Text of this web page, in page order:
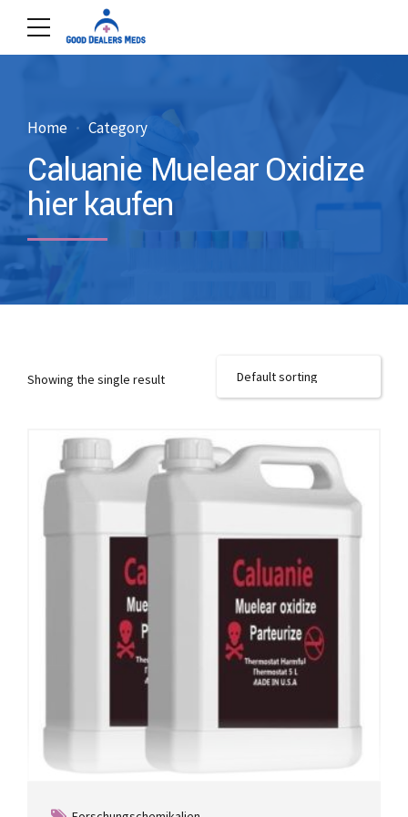
Home Category
Caluanie Muelear Oxidize
hier kaufen
Showing the single result